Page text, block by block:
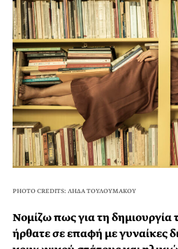
PHOTO CREDITS: ΛΗΔΑ ΤΟΥΛΟΥΜΑΚΟΥ
Νομίζω πως για τη δημιουργία
ήρθατε σε επαφή με γυναίκες